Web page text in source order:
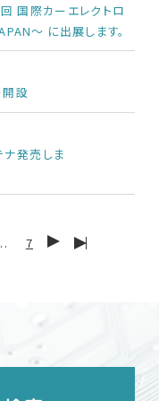
回 国際カーエレクトロ
～ に出展します。
開設
発売しま
7